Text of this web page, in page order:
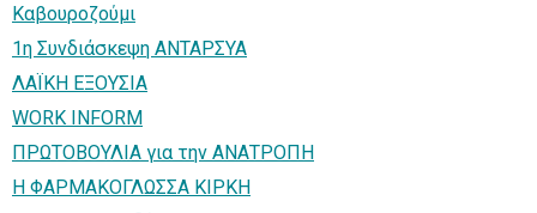
Καβουροζούμι
1η Συνδιάσκεψη ΑΝΤΑΡΣΥΑ
ΛΑΪΚΗ ΕΞΟΥΣΙΑ
WORK INFORM
ΠΡΩΤΟΒΟΥΛΙΑ για την ΑΝΑΤΡΟΠΗ
Η ΦΑΡΜΑΚΟΓΛΩΣΣΑ ΚΙΡΚΗ